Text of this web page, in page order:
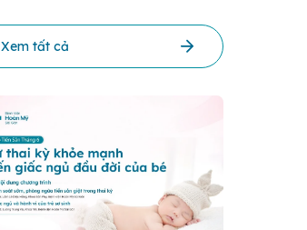
Xem tất cả